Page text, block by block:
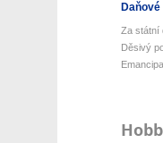
Za státní
Děsivý